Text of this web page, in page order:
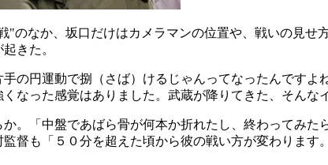
のなか、坂口だけはカメラマンの位置や、戦いの見
きた。
の円運動で捌（さば）けるじゃんってなったんです
なった感覚はありました。武蔵が降りてきた、そんな
。「中盤であばら骨が何本か折れたし、終わってみ
督も「５０分を超えた頃から彼の戦い方が変わりま